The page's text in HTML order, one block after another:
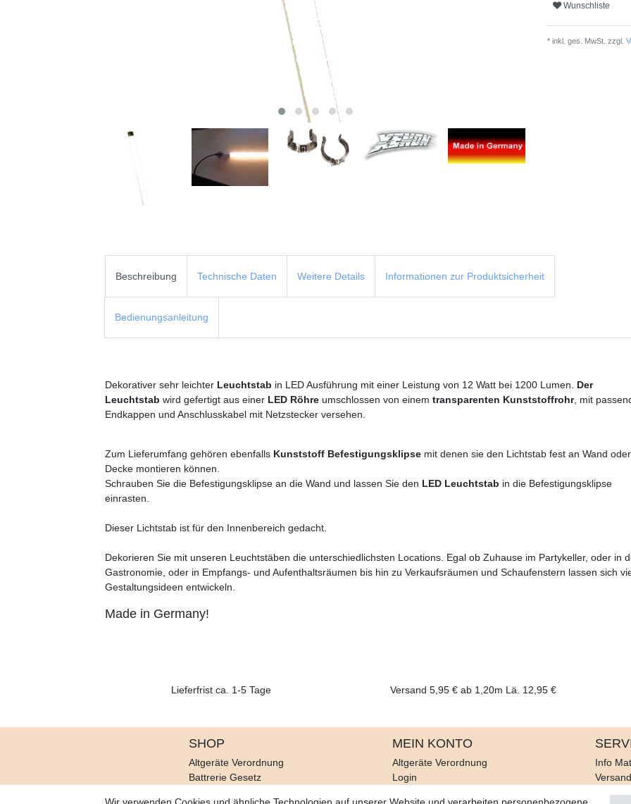
Wunschliste
* inkl. ges. MwSt. zzgl.
Beschreibung Technische Daten Weitere Details Informationen zur Produktsicherheit
Bedienungsanleitung
Dekorativer sehr leichter Leuchtstab in LED Ausführung mit einer Leistung von 12 Watt bei 1200 Lumen. Der
Leuchtstab wird gefertigt aus einer LED Röhre umschlossen von einemtransparenten Kunststoffrohr, mit
Endkappen und Anschlusskabel mit Netzstecker versehen.
Zum Lieferumfang gehören ebenfalls Kunststoff Befestigungsklipse mit denen sie den Lichtstab fest an Wand oder
Decke montieren können.
Schrauben Sie die Befestigungsklipse an die Wand und lassen Sie den LED Leuchtstab in die Befestigungsklipse
einrasten.
Dieser Lichtstab ist für den Innenbereich gedacht.
Dekorieren Sie mit unseren Leuchtstäben die unterschiedlichsten Locations. Egal ob Zuhause im Partykeller, oder in
Gastronomie, oder in Empfangs- und Aufenthaltsräumen bis hin zu Verkaufsräumen und Schaufenstern lassen sich
Gestaltungsideen entwickeln.
Made in Germany!
Lieferfrist ca. 1-5 Tage Versand 5,95 € ab 1,20m Lä. 12,95 €
SHOP
Altgeräte Verordnung
Battrerie Gesetz
MEIN KONTO
Altgeräte Verordnung
Login
Info
Versand